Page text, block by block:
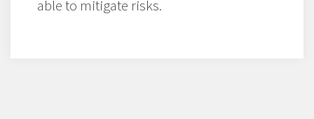
able to mitigate risks.